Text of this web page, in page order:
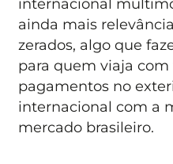
internacional
ainda mais
zerados, algo que
para quem viaja
pagamentos no
internacional com a
mercado brasileiro.